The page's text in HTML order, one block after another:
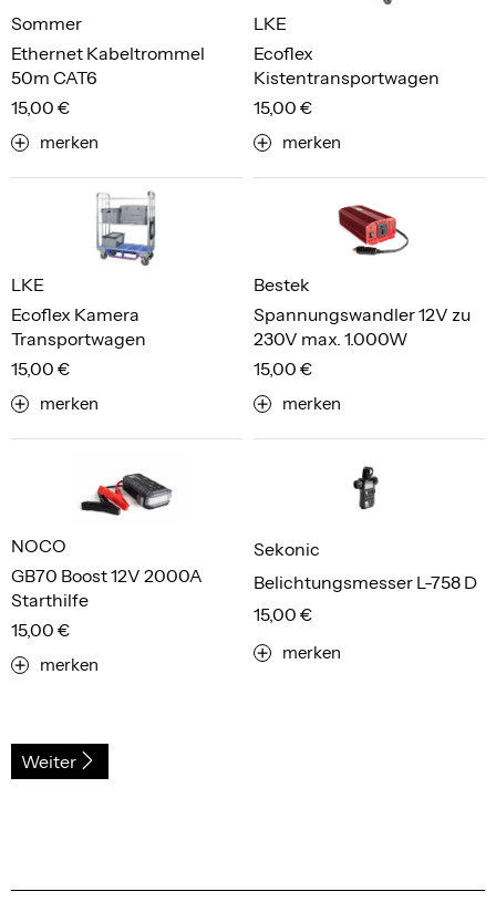
Ethernet Kabeltrommel
50m CAT6
Sommer
15,00 €
merken
Ecoflex
Kistentransportwagen
LKE
15,00 €
merken
Ecoflex Kamera
Transportwagen
LKE
15,00 €
merken
Spannungswandler 12V zu
230V max. 1.000W
Bestek
15,00 €
merken
GB70 Boost 12V 2000A
Starthilfe
NOCO
15,00 €
merken
Belichtungsmesser L-758 D
Sekonic
15,00 €
merken
Weiter